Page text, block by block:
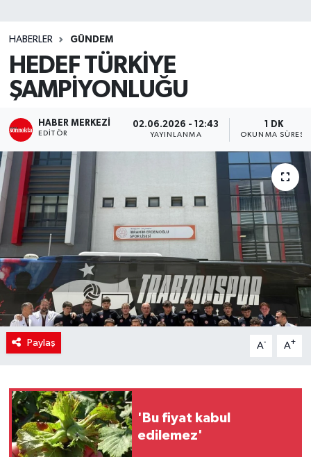
HABERLER GÜNDEM
HEDEF TÜRKİYE
ŞAMPİYONLUĞU
HABER MERKEZI
EDITÖR
02.06.2026 - 12:43
YAYINLANMA
1 DK
OKUNMA SÜRESI
Paylaş A- A+
'Bu fiyat kabul
edilemez'
Teknoloji
TRABZON
TRABZONSPOR
Yaşam